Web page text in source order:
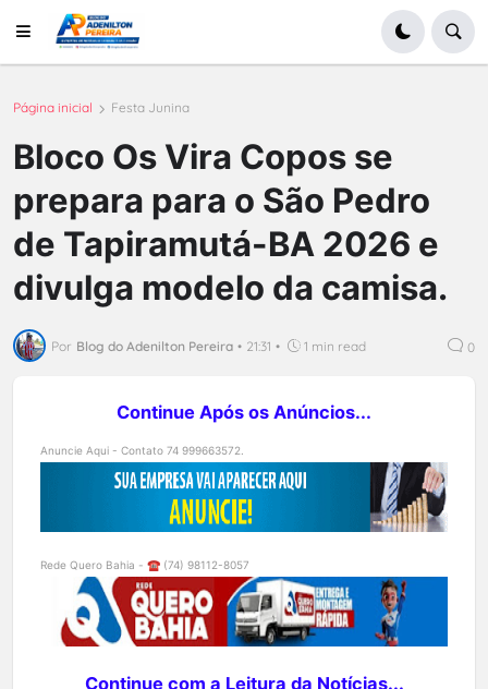
Página inicial Festa Junina
Bloco Os Vira Copos se
prepara para o São Pedro
de Tapiramutá-BA 2026 e
divulga modelo da camisa.
Por Blog do Adenilton Pereira • 21:31 • 1 min read 0
Continue Após os Anúncios...
Anuncie Aqui - Contato 74 999663572.
Rede Quero Bahia - ☎️ (74) 98112-8057
Continue com a Leitura da Notícias...